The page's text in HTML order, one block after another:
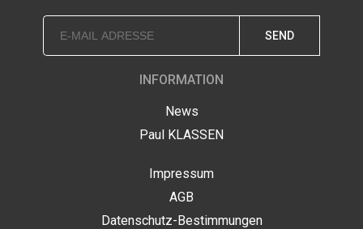
INFORMATION
News
Paul KLASSEN
Impressum
AGB
Datenschutz-Bestimmungen
SEND